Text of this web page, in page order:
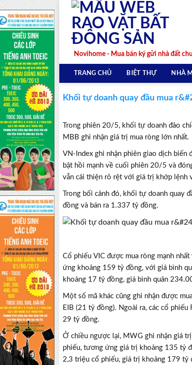
Skip
content
Novihome - Mua bán ký gửi nhà đất
TRANG CHỦ BIỆT THỰ NHÀ
Khối tự doanh quay đầu mua
Trong phiên 20/5, khối tự doanh đảo
MBB ghi nhận giá trị mua ròng lớn nhất.
VN-Index ghi nhận phiên giao dịch
bật hồi mạnh về cuối phiên 20/5 và
vẫn cải thiện rõ rệt với giá trị khớp
Trong bối cảnh đó, khối tự doanh quay
đồng và bán ra 1.337 tỷ đồng.
Cổ phiếu VIC được mua ròng mạnh
ứng khoảng 159 tỷ đồng, với giá bình
khoảng 17 tỷ đồng, giá bình quân
Một số mã khác cũng ghi nhận được
EIB (21 tỷ đồng). Ngoài ra, các cổ
29 tỷ đồng.
Ở chiều ngược lại, MWG ghi nhận giá
phiếu, tương ứng giá trị khoảng 135 tỷ
2,3 triệu cổ phiếu, giá trị khoảng 179 tỷ